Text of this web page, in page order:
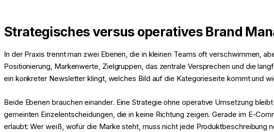
Strategisches versus operatives Brand
In der Praxis trennt man zwei Ebenen, die in kleinen Teams oft verschwimmen,
Positionierung, Markenwerte, Zielgruppen, das zentrale Versprechen und die
ein konkreter Newsletter klingt, welches Bild auf die Kategorieseite kommt und
Beide Ebenen brauchen einander. Eine Strategie ohne operative Umsetzung
gemeinten Einzelentscheidungen, die in keine Richtung zeigen. Gerade im E-
erlaubt: Wer weiß, wofür die Marke steht, muss nicht jede Produktbeschreibung